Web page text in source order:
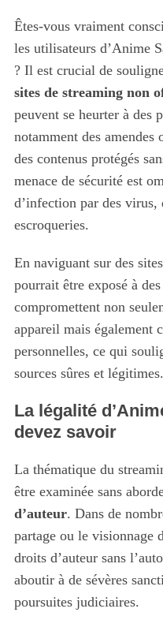
Êtes-vous vraiment
les utilisateurs d’Anime
? Il est crucial de
sites de streaming non
peuvent se heurter à des
notamment des amendes
des contenus protégés
menace de sécurité est
d’infection par des virus,
escroqueries.
En naviguant sur des
pourrait être exposé à
compromettent non
appareil mais également
personnelles, ce qui
sources sûres et légitimes.
La légalité
devez savoir
La thématique du
être examinée sans
d’auteur. Dans de
partage ou le visionnage
droits d’auteur sans
aboutir à de sévères
poursuites judiciaires.